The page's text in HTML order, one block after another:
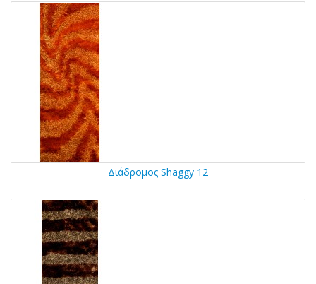
Διάδρομος Shaggy 12